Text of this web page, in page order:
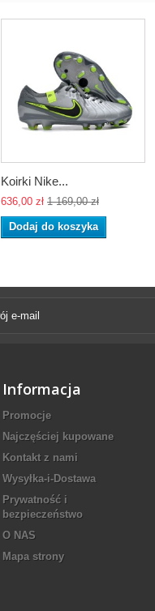
Koirki Nike...
636,00 zł 1 169,00 zł
Dodaj do koszyka
Informacja
Promocje
Najczęściej kupowane
Kontakt z nami
Wysyłka-i-Dostawa
Prywatność i
bezpieczeństwo
O NAS
Mapa strony